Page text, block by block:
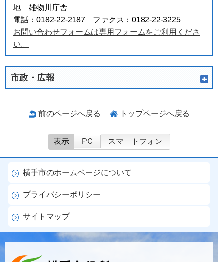
地 雄物川庁舎
電話：0182-22-2187 ファクス：0182-22-3225
お問い合わせフォームは専用フォームをご利用くださ
い。
市政・広報
前のページへ戻る トップページへ戻る
表示 PC スマートフォン
横手市のホームページについて
プライバシーポリシー
サイトマップ